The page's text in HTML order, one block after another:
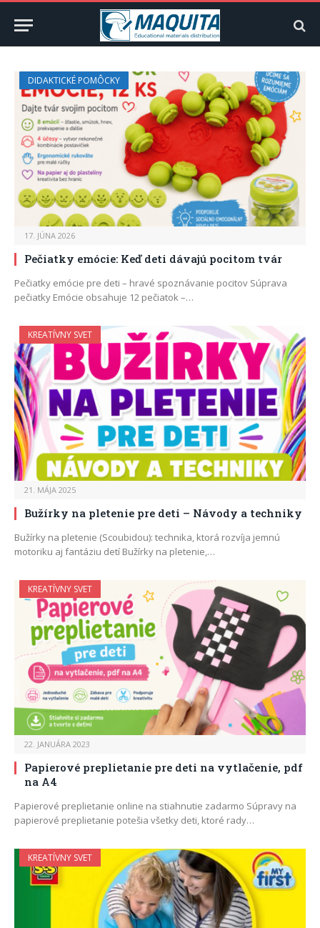
DIDAKTICKÉ POMÔCKY
17. JÚNA 2026
Pečiatky emócie: Keď deti dávajú pocitom tvár
Pečiatky emócie pre deti – hravé spoznávanie pocitov Súprava
pečiatky Emócie obsahuje 12 pečiatok –…
KREATÍVNY SVET
21. MÁJA 2025
Bužírky na pletenie pre deti – Návody a techniky
Bužírky na pletenie (Scoubidou): technika, ktorá rozvíja jemnú
motoriku aj fantáziu detí Bužírky na pletenie,…
KREATÍVNY SVET
22. JANUÁRA 2023
Papierové preplietanie pre deti na vytlačenie, pdf
na A4
Papierové preplietanie online na stiahnutie zadarmo Súpravy na
papierové preplietanie potešia všetky deti, ktoré rady…
KREATÍVNY SVET